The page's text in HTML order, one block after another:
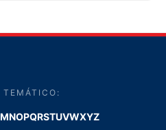
TEMÁTICO:
MNOPQRSTUVWXYZ